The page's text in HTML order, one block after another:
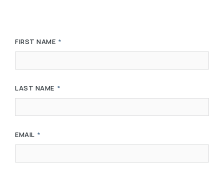
FIRST NAME
LAST NAME
EMAIL